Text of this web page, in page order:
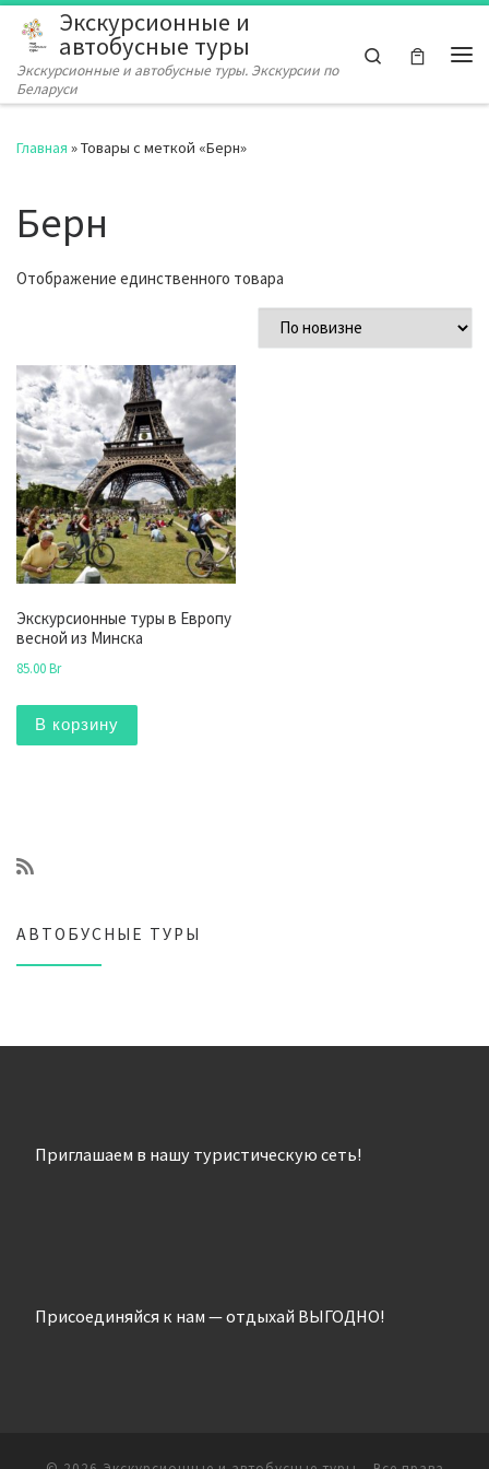
Перейти к содержимому
Экскурсионные и
автобусные туры
Экскурсионные и автобусные туры. Экскурсии по
Беларуси
Search
Главная »Товары с меткой «Берн»
Берн
Отображение единственного товара
Экскурсионные туры в Европу
весной из Минска
85.00Br
В корзину
АВТОБУСНЫЕ ТУРЫ
Приглашаем в нашу туристическую сеть!
Присоединяйся к нам — отдыхай ВЫГОДНО!